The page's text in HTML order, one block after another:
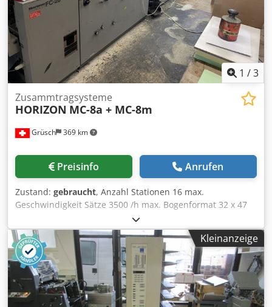
1 /3
Grüsch 369 km
Zusammtragsysteme
HORIZON MC-8a + MC-8m
Preisinfo Anrufen
Zustand: gebraucht, Anzahl Stationen 16 max.
Geschwindigkeit Sätze 3500 /h max. Bogenformat 32 x 47
cm Heft- und Falzaggregart SPF-10 Dodpfx Acjv E R H
Teaskr Frontbeschnittaggregat FC 20
Kleinanzeige